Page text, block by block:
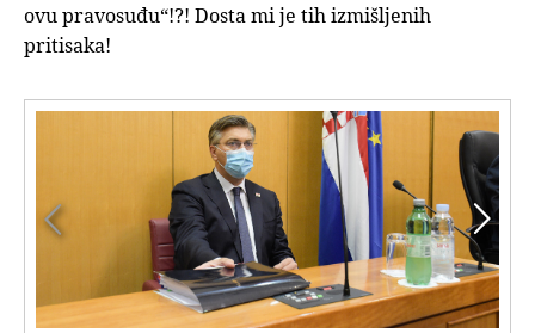
ovu pravosuđu“!?! Dosta mi je tih izmišljenih
pritisaka!

